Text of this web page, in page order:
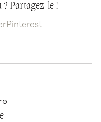
? Partagez-le !
Pinterest